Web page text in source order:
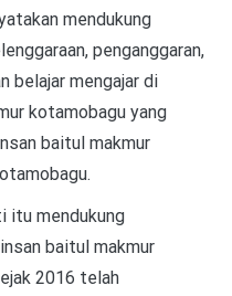
mendukung
penganggaran,
belajar mengajar di
kotamobagu yang
baitul makmur
itu mendukung
baitul makmur
2016 telah